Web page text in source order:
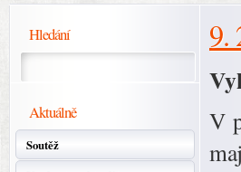
Hledání
Aktuálně
Soutěž
9.
V